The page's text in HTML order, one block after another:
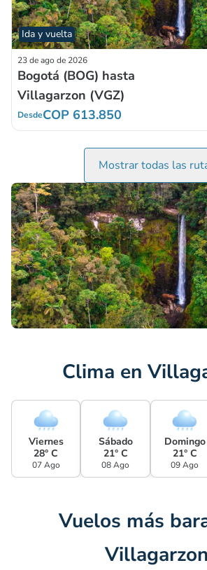
Ida y vuelta
23 de ago de 2026
Bogotá (BOG) hasta
Villagarzon (VGZ)
DesdeCOP 613.850
Mostrar todas las
Clima en
Viernes
28° C
07 Ago
Sábado
21° C
08 Ago
Domingo
21° C
09 Ago
Vuelos más
Villagarzon